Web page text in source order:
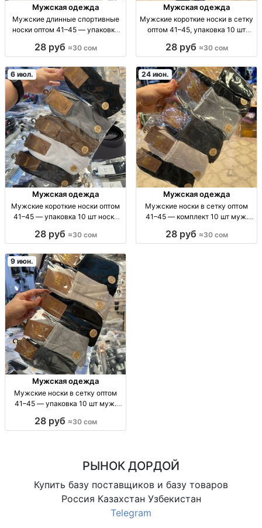
Мужская одежда
Мужские длинные спортивные
носки оптом 41–45 — упаковка
р-р 41–45, фас. 10 шт/уп., опт,
28 руб ≈30 сом
Мужская одежда
Мужские короткие носки в сетку
оптом 41–45, упаковка 10 шт
дышащие, 41–45, 10 шт/уп, опт
28 руб ≈30 сом
6 июл.
Мужская одежда
Мужские короткие носки оптом
41–45 — упаковка 10 шт носки
10шт/уп, цена 30 сом/уп, для
28 руб ≈30 сом
24 июн.
Мужская одежда
Мужские носки в сетку оптом
41–45 — комплект 10 шт муж.
комплект 10 шт, сезон/дышащие,
28 руб ≈30 сом
9 июн.
Мужская одежда
Мужские носки в сетку оптом
41–45 — упаковка 10 шт муж.
шт/уп, повседн., комфорт
28 руб ≈30 сом
РЫНОК ДОРДОЙ
Купить базу поставщиков и базу товаров
Россия Казахстан Узбекистан
Telegram